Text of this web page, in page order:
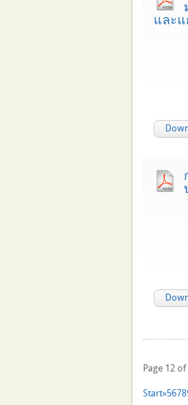
และแ
Page 12 of
Start»5678